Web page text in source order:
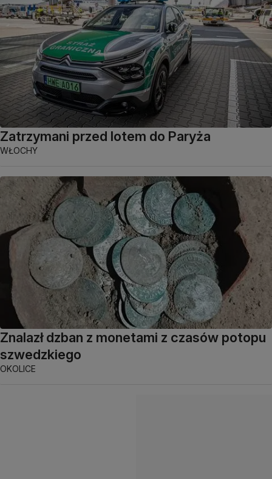
Zatrzymani przed lotem do Paryża
WŁOCHY
Znalazł dzban z monetami z czasów potopu
szwedzkiego
OKOLICE